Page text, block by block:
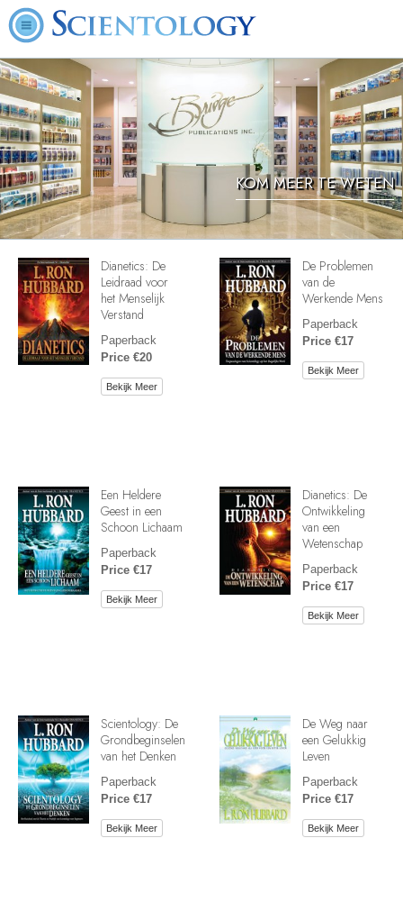
KOM MEER TE WETEN
Dianetics: De
Leidraad voor
het Menselijk
Verstand
Paperback
Price €20
Bekijk Meer
De Problemen
van de
Werkende Mens
Paperback
Price €17
Bekijk Meer
Een Heldere
Geest in een
Schoon Lichaam
Paperback
Price €17
Bekijk Meer
Dianetics: De
Ontwikkeling
van een
Wetenschap
Paperback
Price €17
Bekijk Meer
Scientology: De
Grondbeginselen
van het Denken
Paperback
Price €17
Bekijk Meer
De Weg naar
een Gelukkig
Leven
Paperback
Price €17
Bekijk Meer